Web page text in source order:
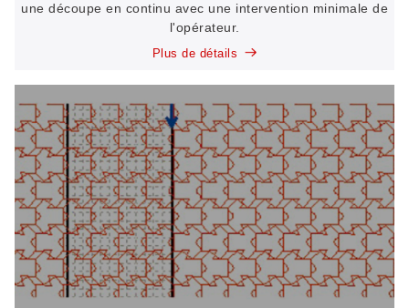
une découpe en continu avec une intervention minimale de
l'opérateur.
Plus de détails